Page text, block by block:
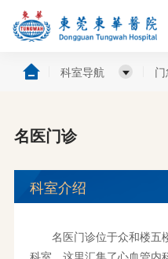
科室导航
名医门诊
科室介绍
名医门诊位于众和楼五
科室，这里汇集了心血管内